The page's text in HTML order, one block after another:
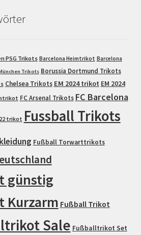
PSG Trikots Barcelona Heimtrikot Barcelona
Trikots Borussia Dortmund Trikots
Chelsea Trikots EM 2024 trikot EM 2024
FC Arsenal Trikots FC Barcelona
trikot Fussball Trikots
Fußball Torwarttrikots
günstig
Kurzarm Fußball Trikot
Sale Fußballtrikot Set